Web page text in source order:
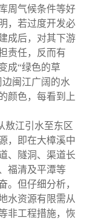
周气候条件等好
，若过度开发必
成后，对其下游
责任，反而有
成“绿色的草
闽江广阔的水
颜色，每看到上
敖江引水至东区
，即在大樟溪中
、隧洞、渠道长
福清及平潭等
。但仔细分析，
水资源有限需从
非工程措施，恢